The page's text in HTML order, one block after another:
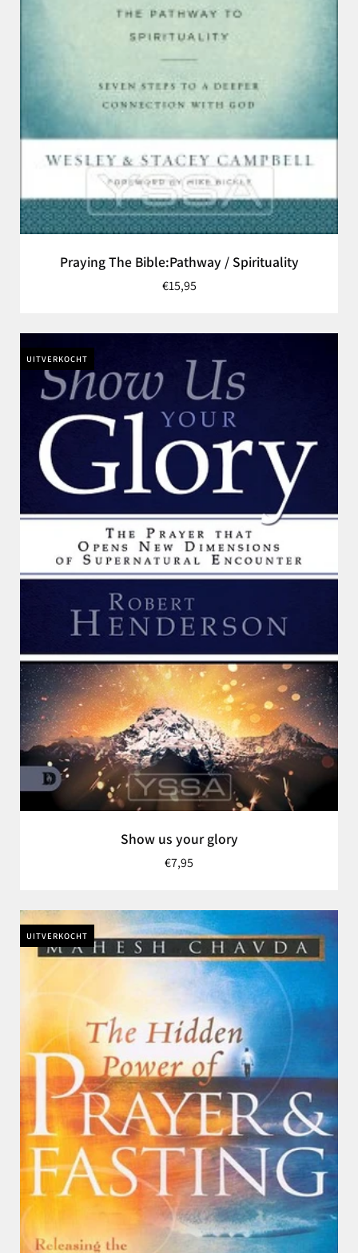
Praying The Bible:Pathway / Spirituality
€15,95
UITVERKOCHT
Show us your glory
€7,95
UITVERKOCHT